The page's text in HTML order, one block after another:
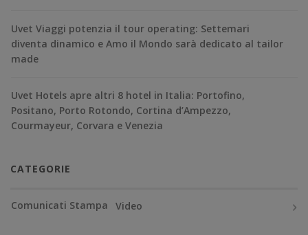
Uvet Viaggi potenzia il tour operating: Settemari
diventa dinamico e Amo il Mondo sarà dedicato al tailor
made
Uvet Hotels apre altri 8 hotel in Italia: Portofino,
Positano, Porto Rotondo, Cortina d’Ampezzo,
Courmayeur, Corvara e Venezia
CATEGORIE
Comunicati Stampa Video